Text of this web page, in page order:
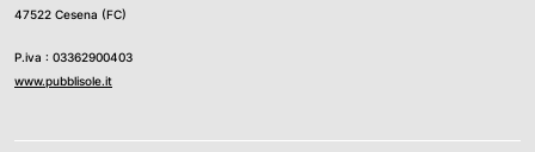
47522 Cesena (FC)
P.iva : 03362900403
www.pubblisole.it